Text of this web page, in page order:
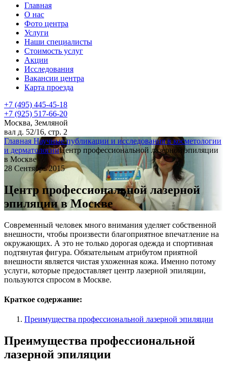
Главная
О нас
Фото центра
Услуги
Наши специалисты
Стоимость услуг
Акции
Исследования
Вакансии центра
Карта проезда
+7 (495) 445-45-18
+7 (925) 517-66-20
Москва, Земляной
вал д. 52/16, стр. 2
Главная Научные публикации и исследования в косметологии
и дерматологииЦентр профессиональной лазерной эпиляции
в Москве
28 Сентябрь 2015
Центр профессиональной лазерной
эпиляции в Москве
Современный человек много внимания уделяет собственной
внешности, чтобы произвести благоприятное впечатление на
окружающих. А это не только дорогая одежда и спортивная
подтянутая фигура. Обязательным атрибутом приятной
внешности является чистая ухоженная кожа. Именно потому
услуги, которые предоставляет центр лазерной эпиляции,
пользуются спросом в Москве.
Краткое содержание:
Преимущества профессиональной лазерной эпиляции
Преимущества профессиональной
лазерной эпиляции